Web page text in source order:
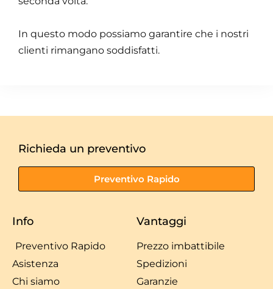
In questo modo possiamo garantire che i nostri
clienti rimangano soddisfatti.
Richieda un preventivo
Preventivo Rapido
Info
Preventivo Rapido
Asistenza
Chi siamo
Vantaggi
Prezzo imbattibile
Spedizioni
Garanzie